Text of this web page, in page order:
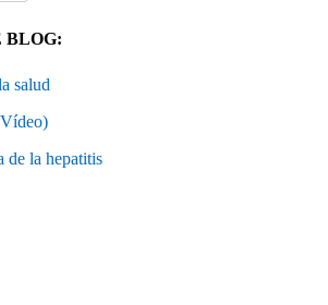
BLOG:
salud
de la hepatitis